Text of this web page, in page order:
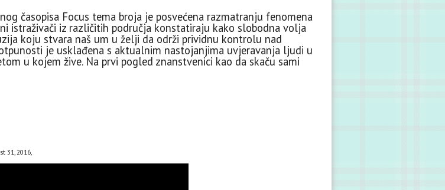
časopisa Focus tema broja je posvećena razmatranju fenomena
istraživači iz različitih područja konstatiraju kako slobodna volja
koju stvara naš um u želji da održi prividnu kontrolu nad
je usklađena s aktualnim nastojanjima uvjeravanja ljudi u
u kojem žive. Na prvi pogled znanstvenici kao da skaču sami
31, 2016,